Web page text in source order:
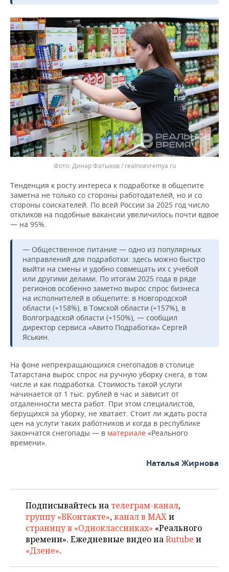
Динар Фатыхов / realnoevremya.ru
Тенденция к росту интереса к подработке в общепите
заметна не только со стороны работодателей, но и со
стороны соискателей. По всей России за 2025 год число
откликов на подобные вакансии увеличилось почти вдвое
— на 95%.
— Общественное питание — одно из популярных
направлений для подработки: здесь можно быстро
выйти на смены и удобно совмещать их с учебой
или другими делами. По итогам 2025 года в ряде
регионов особенно заметно вырос спрос бизнеса
на исполнителей в общепите: в Новгородской
области (+158%), в Томской области (+157%), в
Волгоградской области (+150%), — сообщил
директор сервиса «Авито Подработка» Сергей
Яськин.
На фоне непрекращающихся снегопадов в столице
Татарстана вырос спрос на ручную уборку снега, в том
числе и как подработка. Стоимость такой услуги
начинается от 1 тыс. рублей в час и зависит от
отдаленности места работ. При этом специалистов,
берущихся за уборку, не хватает. Стоит ли ждать роста
цен на услуги таких работников и когда в республике
закончатся снегопады — в материале «Реального
времени».
Наталья Жирнова
Подписывайтесь на телеграм-канал,
группу «ВКонтакте»,канал в MAXи
страницу в «Одноклассниках» «Реального
времени». Ежедневные видео наRutube и
«Дзене».